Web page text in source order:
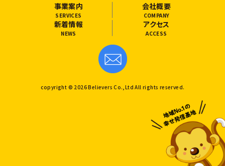
事業案内
SERVICES
会社概要
COMPANY
新着情報
NEWS
アクセス
ACCESS
copyright © 2026 Believers Co.,Ltd All rights reserved.